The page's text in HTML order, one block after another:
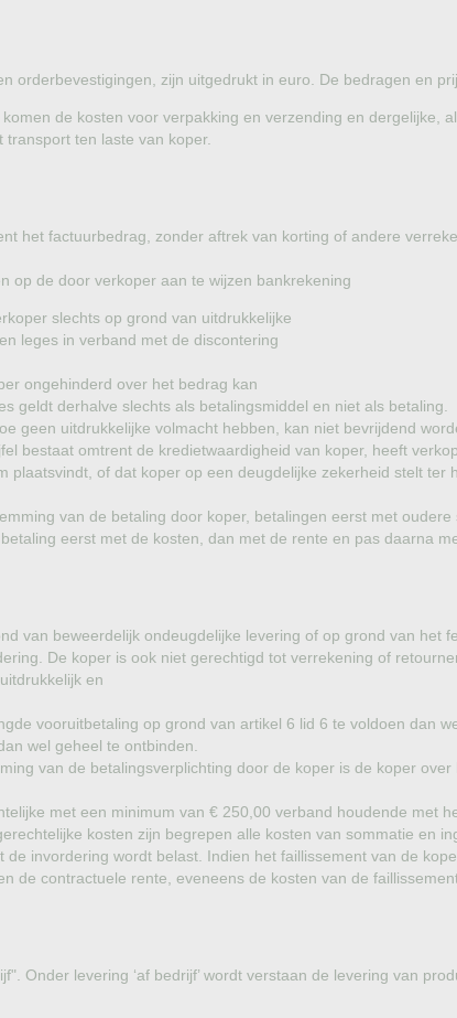
orderbevestigingen, zijn uitgedrukt in euro. De bedragen en
de kosten voor verpakking en verzending en dergelijke,
ten laste van koper.
het factuurbedrag, zonder aftrek van korting of andere
op de door verkoper aan te wijzen bankrekening
slechts op grond van uitdrukkelijke
leges in verband met de discontering
ongehinderd over het bedrag kan
geldt derhalve slechts als betalingsmiddel en niet als betaling.
geen uitdrukkelijke volmacht hebben, kan niet bevrijdend
bestaat omtrent de kredietwaardigheid van koper, heeft
plaatsvindt, of dat koper op een deugdelijke zekerheid stelt
van de betaling door koper, betalingen eerst met
eerst met de kosten, dan met de rente en pas daarna
van beweerdelijk ondeugdelijke levering of op grond van het
De koper is ook niet gerechtigd tot verrekening of
en
vooruitbetaling op grond van artikel 6 lid 6 te voldoen dan
wel geheel te ontbinden.
van de betalingsverplichting door de koper is de koper
met een minimum van € 250,00 verband houdende met
kosten zijn begrepen alle kosten van sommatie en
invordering wordt belast. Indien het faillissement van de
de contractuele rente, eveneens de kosten van de
Onder levering ‘af bedrijf’ wordt verstaan de levering van